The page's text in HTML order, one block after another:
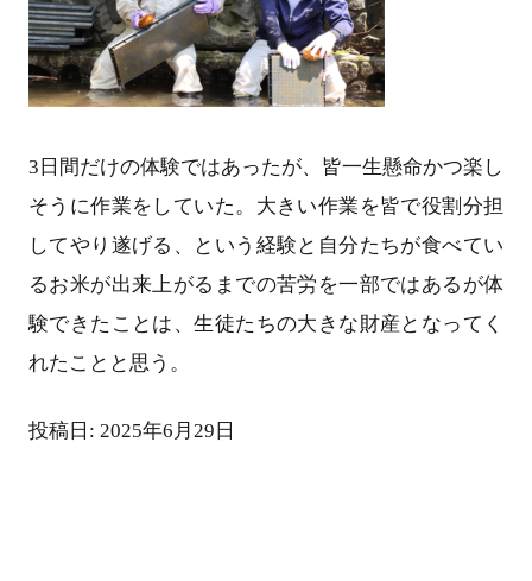
3日間だけの体験ではあったが、皆一生懸命かつ楽し
そうに作業をしていた。大きい作業を皆で役割分担
してやり遂げる、という経験と自分たちが食べてい
るお米が出来上がるまでの苦労を一部ではあるが体
験できたことは、生徒たちの大きな財産となってく
れたことと思う。
投稿日: 2025年6月29日